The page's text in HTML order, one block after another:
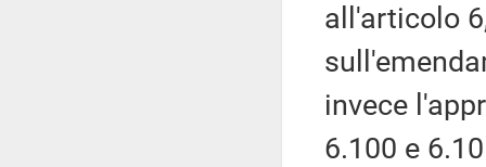
all'articolo
invece
6.100 e